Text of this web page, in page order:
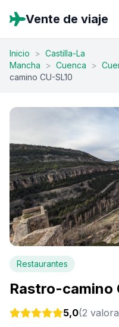
Vente de viaje
Inicio > Castilla-La
Mancha
> Cuenca >
camino CU-SL10
Restaurantes
Rastro-camino
5,0(2